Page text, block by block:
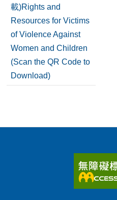
載)Rights and
Resources for Victims
of Violence Against
Women and Children
(Scan the QR Code to
Download)